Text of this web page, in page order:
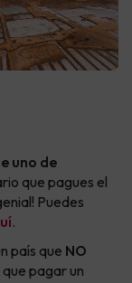
uno de
que pagues el
Puedes
.
país que NO
pagar un